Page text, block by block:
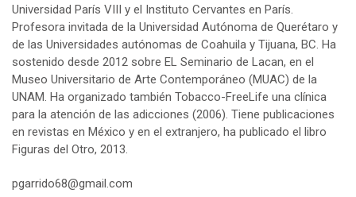
Universidad París VIII y el Instituto Cervantes en París.
Profesora invitada de la Universidad Autónoma de Querétaro y
de las Universidades autónomas de Coahuila y Tijuana, BC. Ha
sostenido desde 2012 sobre EL Seminario de Lacan, en el
Museo Universitario de Arte Contemporáneo (MUAC) de la
UNAM. Ha organizado también Tobacco-FreeLife una clínica
para la atención de las adicciones (2006). Tiene publicaciones
en revistas en México y en el extranjero, ha publicado el libro
Figuras del Otro, 2013.
pgarrido68@gmail.com